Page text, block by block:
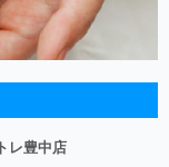
レ豊中店